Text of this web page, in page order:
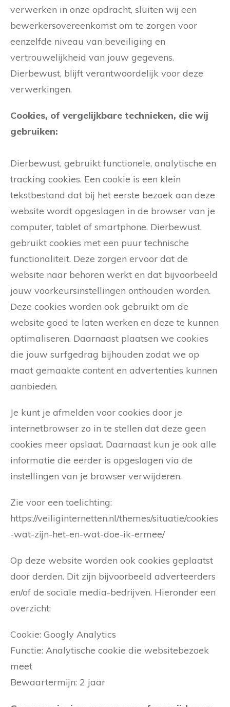
verwerken in onze opdracht, sluiten wij een
bewerkersovereenkomst om te zorgen voor
eenzelfde niveau van beveiliging en
vertrouwelijkheid van jouw gegevens.
Dierbewust, blijft verantwoordelijk voor deze
verwerkingen.
Cookies, of vergelijkbare technieken, die wij
gebruiken:
Dierbewust, gebruikt functionele, analytische en
tracking cookies. Een cookie is een klein
tekstbestand dat bij het eerste bezoek aan deze
website wordt opgeslagen in de browser van je
computer, tablet of smartphone. Dierbewust,
gebruikt cookies met een puur technische
functionaliteit. Deze zorgen ervoor dat de
website naar behoren werkt en dat bijvoorbeeld
jouw voorkeursinstellingen onthouden worden.
Deze cookies worden ook gebruikt om de
website goed te laten werken en deze te kunnen
optimaliseren. Daarnaast plaatsen we cookies
die jouw surfgedrag bijhouden zodat we op
maat gemaakte content en advertenties kunnen
aanbieden.
Je kunt je afmelden voor cookies door je
internetbrowser zo in te stellen dat deze geen
cookies meer opslaat. Daarnaast kun je ook alle
informatie die eerder is opgeslagen via de
instellingen van je browser verwijderen.
Zie voor een toelichting:
https://veiliginternetten.nl/themes/situatie/cookies
-wat-zijn-het-en-wat-doe-ik-ermee/
Op deze website worden ook cookies geplaatst
door derden. Dit zijn bijvoorbeeld adverteerders
en/of de sociale media-bedrijven. Hieronder een
overzicht:
Cookie: Googly Analytics
Functie: Analytische cookie die websitebezoek
meet
Bewaartermijn: 2 jaar